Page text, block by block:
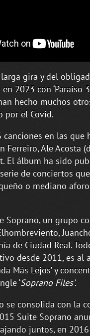
gira y del
2023 con ‘Paraíso
hecho muchos
por el Covid.
canciones en las que
Ferreiro, Ale Acosta
El álbum ha sido
de conciertos
o mediano
Soprano, un grupo
de Ciudad Real.
desde 2011, es
Más Lejos’ y
‘Soprano Files’.
se consolida con la
Suite Soprano
juntos, en